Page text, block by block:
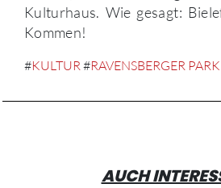
Kulturhaus. Wie gesagt:
Kommen!
#KULTUR #RAVENSBERGER PARK
AUCH